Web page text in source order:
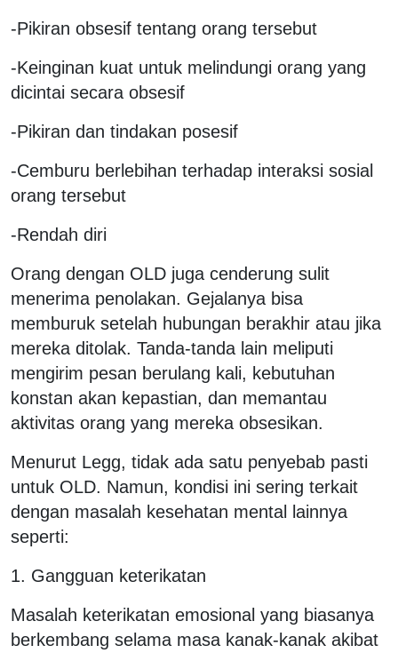
-Pikiran obsesif tentang orang tersebut
-Keinginan kuat untuk melindungi orang yang
dicintai secara obsesif
-Pikiran dan tindakan posesif
-Cemburu berlebihan terhadap interaksi sosial
orang tersebut
-Rendah diri
Orang dengan OLD juga cenderung sulit
menerima penolakan. Gejalanya bisa
memburuk setelah hubungan berakhir atau jika
mereka ditolak. Tanda-tanda lain meliputi
mengirim pesan berulang kali, kebutuhan
konstan akan kepastian, dan memantau
aktivitas orang yang mereka obsesikan.
Menurut Legg, tidak ada satu penyebab pasti
untuk OLD. Namun, kondisi ini sering terkait
dengan masalah kesehatan mental lainnya
seperti:
1. Gangguan keterikatan
Masalah keterikatan emosional yang biasanya
berkembang selama masa kanak-kanak akibat